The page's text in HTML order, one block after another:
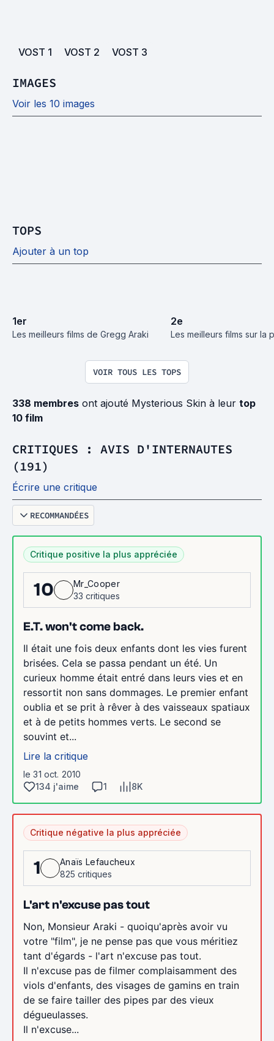
VOST 1 VOST 2 VOST 3
IMAGES
Voir les 10 images
TOPS
Ajouter à un top
1er
Les meilleurs films de Gregg Araki
2e
Les meilleurs films sur la
VOIR TOUS LES TOPS
338 membres ont ajouté Mysterious Skin à leur top
10 film
CRITIQUES : AVIS D'INTERNAUTES
(191)
Écrire une critique
RECOMMANDÉES
Critique positive la plus appréciée
10
Mr_Cooper
33 critiques
E.T. won't come back.
Il était une fois deux enfants dont les vies furent
brisées. Cela se passa pendant un été. Un
curieux homme était entré dans leurs vies et en
ressortit non sans dommages. Le premier enfant
oublia et se prit à rêver à des vaisseaux spatiaux
et à de petits hommes verts. Le second se
souvint et...
Lire la critique
le 31 oct. 2010
134 j'aime
1 8K
Critique négative la plus appréciée
1
Anaïs Lefaucheux
825 critiques
L'art n'excuse pas tout
Non, Monsieur Araki - quoiqu'après avoir vu
votre "film", je ne pense pas que vous méritiez
tant d'égards - l'art n'excuse pas tout.
Il n'excuse pas de filmer complaisamment des
viols d'enfants, des visages de gamins en train
de se faire tailler des pipes par des vieux
dégueulasses.
Il n'excuse...